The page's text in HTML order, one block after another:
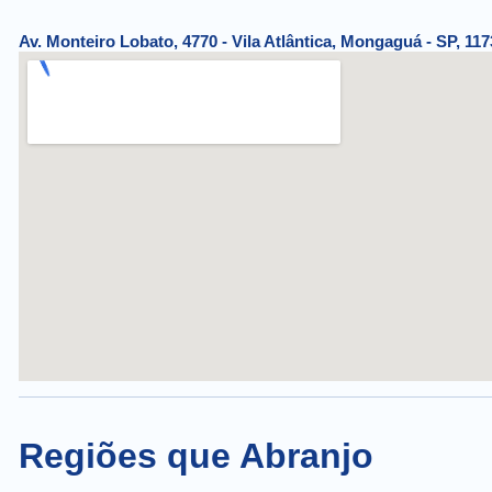
Av. Monteiro Lobato, 4770 - Vila Atlântica, Mongaguá - SP,
Regiões que Abranjo